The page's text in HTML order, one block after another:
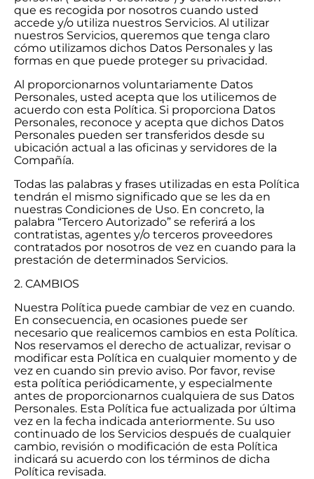
que es recogida por nosotros cuando usted
accede y/o utiliza nuestros Servicios. Al utilizar
nuestros Servicios, queremos que tenga claro
cómo utilizamos dichos Datos Personales y las
formas en que puede proteger su privacidad.
Al proporcionarnos voluntariamente Datos
Personales, usted acepta que los utilicemos de
acuerdo con esta Política. Si proporciona Datos
Personales, reconoce y acepta que dichos Datos
Personales pueden ser transferidos desde su
ubicación actual a las oficinas y servidores de la
Compañía.
Todas las palabras y frases utilizadas en esta Política
tendrán el mismo significado que se les da en
nuestras Condiciones de Uso. En concreto, la
palabra “Tercero Autorizado” se referirá a los
contratistas, agentes y/o terceros proveedores
contratados por nosotros de vez en cuando para la
prestación de determinados Servicios.
2. CAMBIOS
Nuestra Política puede cambiar de vez en cuando.
En consecuencia, en ocasiones puede ser
necesario que realicemos cambios en esta Política.
Nos reservamos el derecho de actualizar, revisar o
modificar esta Política en cualquier momento y de
vez en cuando sin previo aviso. Por favor, revise
esta política periódicamente, y especialmente
antes de proporcionarnos cualquiera de sus Datos
Personales. Esta Política fue actualizada por última
vez en la fecha indicada anteriormente. Su uso
continuado de los Servicios después de cualquier
cambio, revisión o modificación de esta Política
indicará su acuerdo con los términos de dicha
Política revisada.